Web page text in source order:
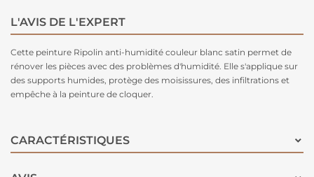
L'AVIS DE L'EXPERT
Cette peinture Ripolin anti-humidité couleur blanc satin permet de
rénover les pièces avec des problèmes d'humidité. Elle s'applique sur
des supports humides, protège des moisissures, des infiltrations et
empêche à la peinture de cloquer.
CARACTÉRISTIQUES